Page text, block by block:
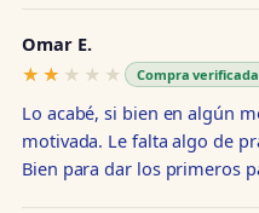
Omar E.
★★★★★
★★★★★ Compra verificada
Lo acabé, si bien en algún
motivada. Le falta algo de
Bien para dar los primeros